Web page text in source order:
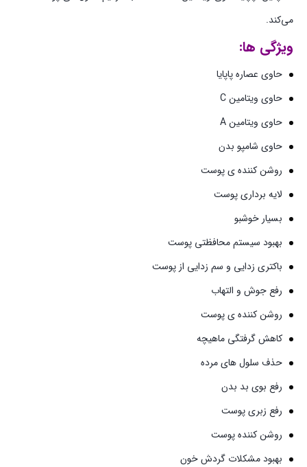
می‌کند.
ویژگی ها:
حاوی عصاره پاپایا
حاوی ویتامین C
حاوی ویتامین A
حاوی شامپو بدن
روشن کننده ی پوست
لایه برداری پوست
بسیار خوشبو
بهبود سیستم محافظتی پوست
باکتری زدایی و سم زدایی از پوست
رفع جوش و التهاب
روشن کننده ی پوست
کاهش گرفتگی ماهیچه
حذف سلول های مرده
رفع بوی بد بدن
رفع زبری پوست
روشن کننده پوست
بهبود مشکلات گردش خون